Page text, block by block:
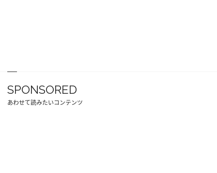
SPONSORED
あわせて読みたいコンテンツ